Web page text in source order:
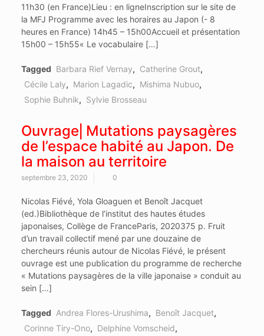
11h30 (en France)Lieu : en ligneInscription sur le site de
la MFJ Programme avec les horaires au Japon (- 8
heures en France) 14h45 – 15h00Accueil et présentation
15h00 – 15h55« Le vocabulaire […]
Tagged Barbara Rief Vernay, Catherine Grout,
Cécile Laly, Marion Lagadic, Mishima Nubuo,
Sophie Buhnik, Sylvie Brosseau
Ouvrage⎜Mutations paysagères
de l’espace habité au Japon. De
la maison au territoire
septembre 23, 2020 0
Nicolas Fiévé, Yola Gloaguen et Benoît Jacquet
(ed.)Bibliothèque de l’institut des hautes études
japonaises, Collège de FranceParis, 2020375 p. Fruit
d’un travail collectif mené par une douzaine de
chercheurs réunis autour de Nicolas Fiévé, le présent
ouvrage est une publication du programme de recherche
« Mutations paysagères de la ville japonaise » conduit au
sein […]
Tagged Andrea Flores-Urushima, Benoît Jacquet,
Corinne Tiry-Ono, Delphine Vomscheid,